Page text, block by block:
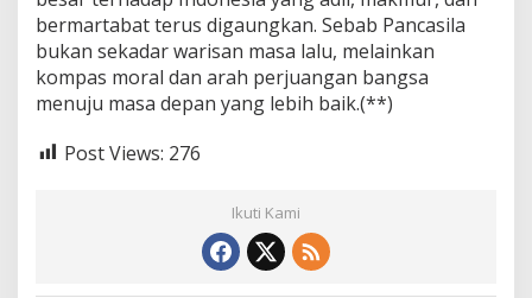
bermartabat terus digaungkan. Sebab Pancasila
bukan sekadar warisan masa lalu, melainkan
kompas moral dan arah perjuangan bangsa
menuju masa depan yang lebih baik.(**)
Post Views: 276
Ikuti Kami